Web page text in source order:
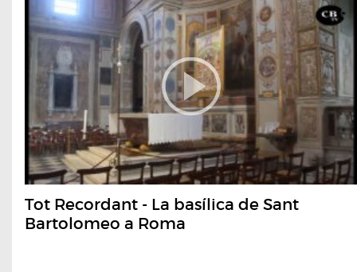
Tot Recordant - La basílica de Sant
Bartolomeo a Roma